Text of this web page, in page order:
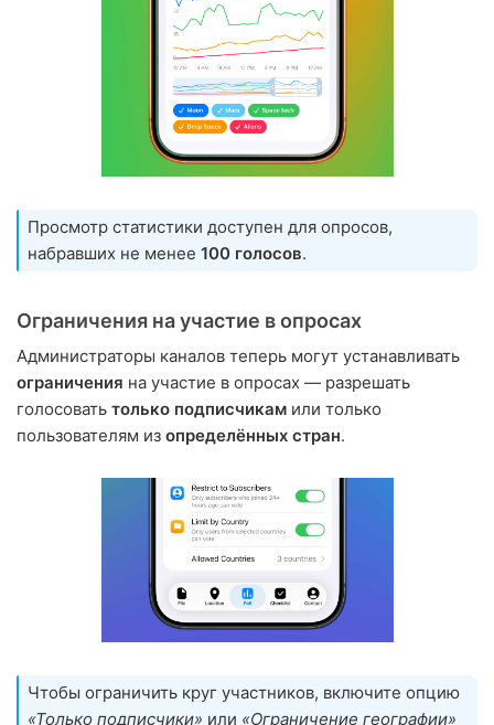
Просмотр статистики доступен для опросов,
набравших не менее 100 голосов.
Ограничения на участие в опросах
Администраторы каналов теперь могут устанавливать
ограничения на участие в опросах — разрешать
голосовать только подписчикам или только
пользователям из определённых стран.
Чтобы ограничить круг участников, включите опцию
«Только подписчики» или «Ограничение географии»